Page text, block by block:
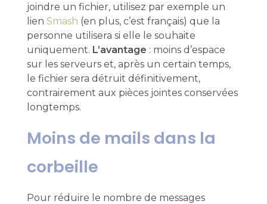
joindre un fichier, utilisez par exemple un
lien Smash (en plus, c’est français) que la
personne utilisera si elle le souhaite
uniquement. L’avantage : moins d’espace
sur les serveurs et, après un certain temps,
le fichier sera détruit définitivement,
contrairement aux pièces jointes conservées
longtemps.
Moins de mails dans la
corbeille
Pour réduire le nombre de messages